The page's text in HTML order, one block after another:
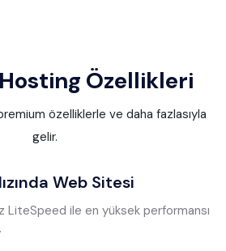
Özellikleri
özelliklerle ve daha fazlasıyla
gelir.
Web Sitesi
LiteSpeed ile en yüksek performansı